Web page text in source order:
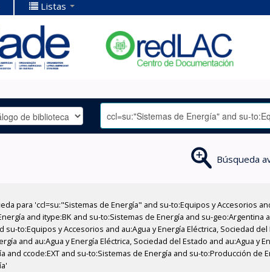
Listas
Búsqueda
para 'ccl=su:"Sistemas de Energía" and su-to:Equipos y Accesorios
and itype:BK and su-to:Sistemas de Energía and su-geo:Argentina
su-to:Equipos y Accesorios and au:Agua y Energía Eléctrica, Sociedad
and au:Agua y Energía Eléctrica, Sociedad del Estado and au:Agua
and ccode:EXT and su-to:Sistemas de Energía and su-to:Producción de